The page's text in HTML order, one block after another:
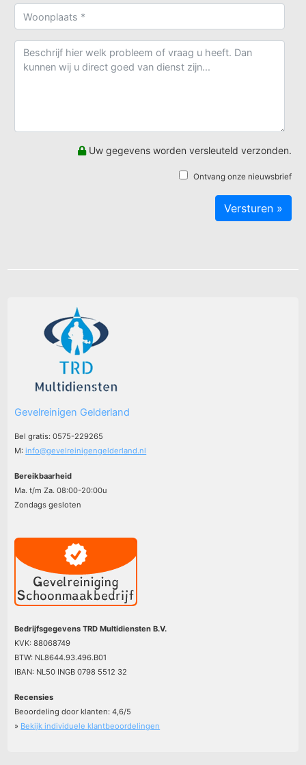
Uw gegevens worden versleuteld verzonden.
Ontvang onze nieuwsbrief
Gevelreinigen Gelderland
Bel gratis: 0575-229265
M:info@gevelreinigengelderland.nl
Bereikbaarheid
Ma. t/m Za. 08:00-20:00u
Zondags gesloten
Bedrijfsgegevens TRD Multidiensten B.V.
KVK: 88068749
BTW: NL8644.93.496.B01
IBAN: NL50 INGB 0798 5512 32
Recensies
Beoordeling door klanten:4,6/5
» Bekijk individuele klantbeoordelingen